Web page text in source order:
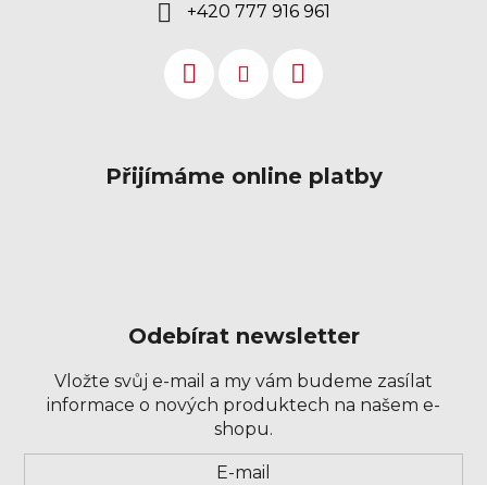
+420 777 916 961
Přijímáme online platby
Odebírat newsletter
Vložte svůj e-mail a my vám budeme zasílat
informace o nových produktech na našem e-
shopu.
E-mail